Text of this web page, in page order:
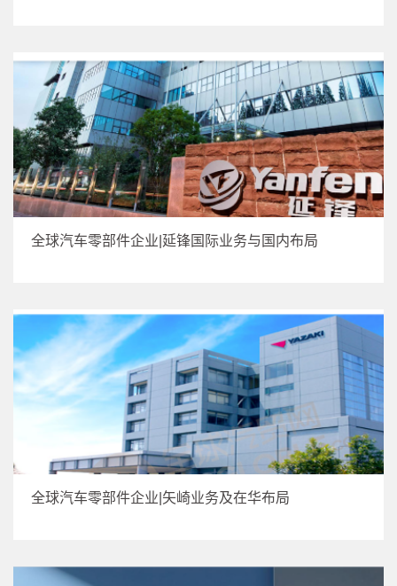
全球汽车零部件企业|延锋国际业务与国内布局
全球汽车零部件企业|矢崎业务及在华布局